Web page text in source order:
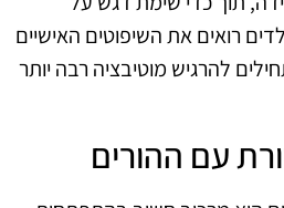
רואים את השיפוטים האישיים
להרגיש מוטיבציה רבה יותר
עם ההורים